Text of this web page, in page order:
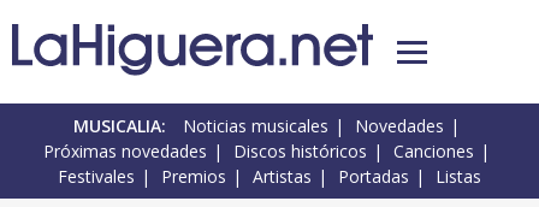
MUSICALIA: Noticias musicales
Novedades
Próximas novedades
Discos históricos
Canciones
Festivales
Premios Artistas Portadas Listas